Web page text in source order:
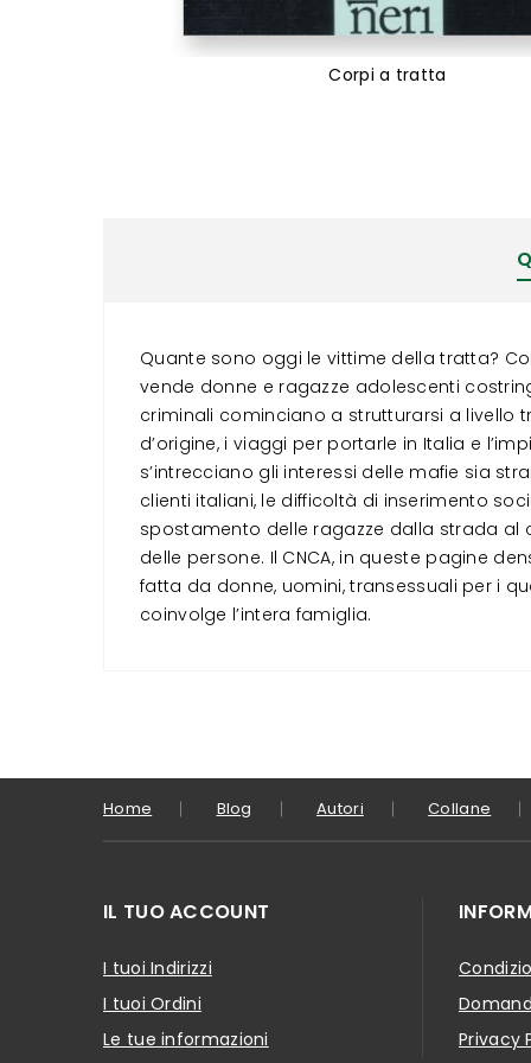
Corpi a tratta
Quante sono oggi le vittime della tratta?
vende donne e ragazze adolescenti
criminali cominciano a strutturarsi a livello
d’origine, i viaggi per portarle in Italia e
s’intrecciano gli interessi delle mafie sia
clienti italiani, le difficoltà di inserimento
spostamento delle ragazze dalla strada al
delle persone. Il CNCA, in queste pagine
fatta da donne, uomini, transessuali per i
coinvolge l’intera famiglia.
Home Blog Autori Collane
IL TUO ACCOUNT
I tuoi Indirizzi
I tuoi Ordini
Le tue informazioni
Privacy